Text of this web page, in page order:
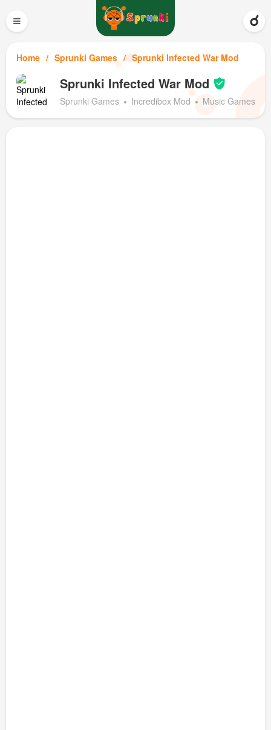
≡
Home Sprunki Games Sprunki Infected War Mod
Sprunki Infected War Mod
Sprunki Games Incredibox Mod Music Games